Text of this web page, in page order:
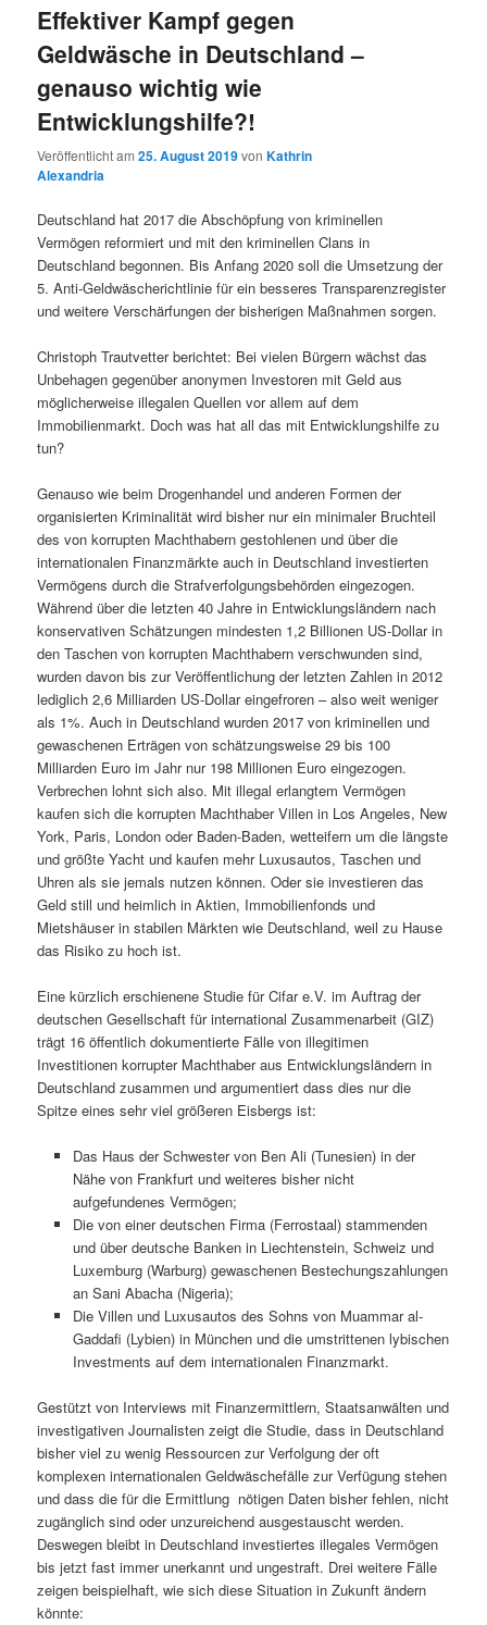
Effektiver Kampf gegen
Geldwäsche in Deutschland –
genauso wichtig wie
Entwicklungshilfe?!
Veröffentlicht am25. August 2019vonKathrin
Alexandria
Deutschland hat 2017 die Abschöpfung von kriminellen
Vermögen reformiert und mit den kriminellen Clans in
Deutschland begonnen. Bis Anfang 2020 soll die Umsetzung der
5. Anti-Geldwäscherichtlinie für ein besseres Transparenzregister
und weitere Verschärfungen der bisherigen Maßnahmen sorgen.
Christoph Trautvetter berichtet: Bei vielen Bürgern wächst das
Unbehagen gegenüber anonymen Investoren mit Geld aus
möglicherweise illegalen Quellen vor allem auf dem
Immobilienmarkt. Doch was hat all das mit Entwicklungshilfe zu
tun?
Genauso wie beim Drogenhandel und anderen Formen der
organisierten Kriminalität wird bisher nur ein minimaler Bruchteil
des von korrupten Machthabern gestohlenen und über die
internationalen Finanzmärkte auch in Deutschland investierten
Vermögens durch die Strafverfolgungsbehörden eingezogen.
Während über die letzten 40 Jahre in Entwicklungsländern nach
konservativen Schätzungen mindesten 1,2 Billionen US-Dollar in
den Taschen von korrupten Machthabern verschwunden sind,
wurden davon bis zur Veröffentlichung der letzten Zahlen in 2012
lediglich 2,6 Milliarden US-Dollar eingefroren – also weit weniger
als 1%. Auch in Deutschland wurden 2017 von kriminellen und
gewaschenen Erträgen von schätzungsweise 29 bis 100
Milliarden Euro im Jahr nur 198 Millionen Euro eingezogen.
Verbrechen lohnt sich also. Mit illegal erlangtem Vermögen
kaufen sich die korrupten Machthaber Villen in Los Angeles, New
York, Paris, London oder Baden-Baden, wetteifern um die längste
und größte Yacht und kaufen mehr Luxusautos, Taschen und
Uhren als sie jemals nutzen können. Oder sie investieren das
Geld still und heimlich in Aktien, Immobilienfonds und
Mietshäuser in stabilen Märkten wie Deutschland, weil zu Hause
das Risiko zu hoch ist.
Eine kürzlich erschienene Studie für Cifar e.V. im Auftrag der
deutschen Gesellschaft für international Zusammenarbeit (GIZ)
trägt 16 öffentlich dokumentierte Fälle von illegitimen
Investitionen korrupter Machthaber aus Entwicklungsländern in
Deutschland zusammen und argumentiert dass dies nur die
Spitze eines sehr viel größeren Eisbergs ist:
Das Haus der Schwester von Ben Ali (Tunesien) in der
Nähe von Frankfurt und weiteres bisher nicht
aufgefundenes Vermögen;
Die von einer deutschen Firma (Ferrostaal) stammenden
und über deutsche Banken in Liechtenstein, Schweiz und
Luxemburg (Warburg) gewaschenen Bestechungszahlungen
an Sani Abacha (Nigeria);
Die Villen und Luxusautos des Sohns von Muammar al-
Gaddafi (Lybien) in München und die umstrittenen lybischen
Investments auf dem internationalen Finanzmarkt.
Gestützt von Interviews mit Finanzermittlern, Staatsanwälten und
investigativen Journalisten zeigt die Studie, dass in Deutschland
bisher viel zu wenig Ressourcen zur Verfolgung der oft
komplexen internationalen Geldwäschefälle zur Verfügung stehen
und dass die für die Ermittlung nötigen Daten bisher fehlen, nicht
zugänglich sind oder unzureichend ausgestauscht werden.
Deswegen bleibt in Deutschland investiertes illegales Vermögen
bis jetzt fast immer unerkannt und ungestraft. Drei weitere Fälle
zeigen beispielhaft, wie sich diese Situation in Zukunft ändern
könnte: